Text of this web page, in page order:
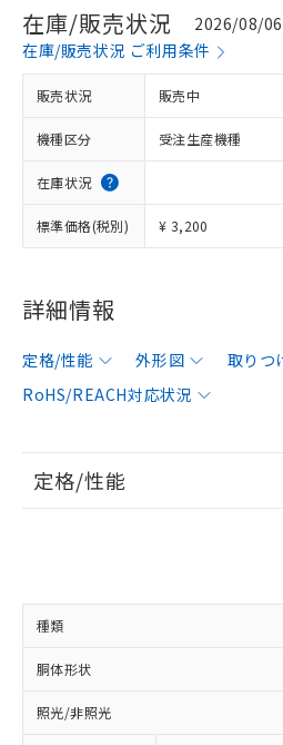
在庫/販売状況
2026/08/
在庫/販売状況 ご利用条件
販売状況 販売中
機種区分 受注生産機種
在庫状況
標準価格(税別) ¥ 3,200
詳細情報
定格/性能 外形図 取りつ
RoHS/REACH対応状況
定格/性能
種類
胴体形状
照光/非照光